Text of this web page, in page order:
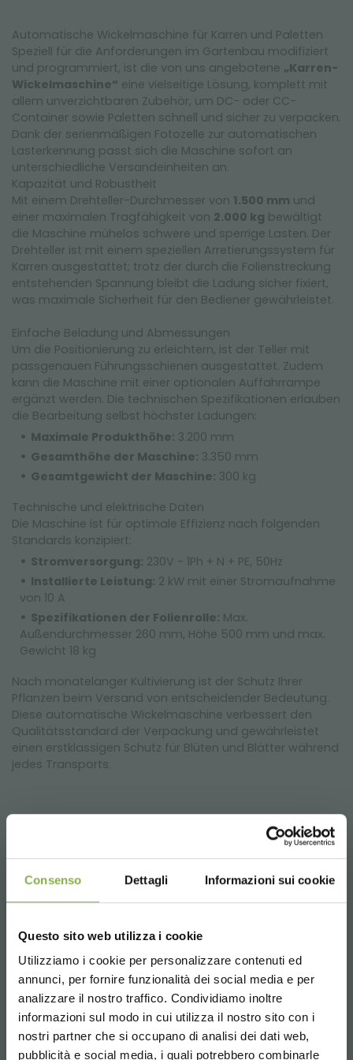
Consenso Dettagli Informazioni sui cookie
Questo sito web utilizza i cookie
Utilizziamo i cookie per personalizzare contenuti ed
annunci, per fornire funzionalità dei social media e per
analizzare il nostro traffico. Condividiamo inoltre
informazioni sul modo in cui utilizza il nostro sito con i
nostri partner che si occupano di analisi dei dati web,
pubblicità e social media, i quali potrebbero combinarle
Automatische Wickelmaschine für Karren und Paletten
Speziell für die Anforderungen im Gartenbau modifiziert
und programmiert, ist die von uns angebotene „Karren-
Wickelmaschine“ eine vielseitige Lösung, komplett mit
allem unverzichtbaren Zubehör, um DC- oder CC-
Container sowie Paletten schnell und sicher zu verpacken.
Dank der serienmäßigen Fotozelle zur automatischen
Lasterkennung passt sich die Maschine sofort an
unterschiedliche Versandeinheiten an.
Kapazität und Robustheit
Mit einem Drehteller-Durchmesser von 1.500 mm und
einer maximalen Tragfähigkeit von 2.000 kg bewältigt
die Maschine mühelos schwere und sperrige Lasten. Der
Drehteller ist mit einem speziellen Arretierungssystem für
Karren ausgestattet; trotz der durch die Folienstreckung
entstehenden Spannung bleibt die Ladung sicher fixiert,
was maximale Sicherheit für den Bediener gewährleistet.
Einfache Beladung und Abmessungen
Um die Positionierung zu erleichtern, ist der Teller mit
passgenauen Führungsschienen ausgestattet. Zudem
kann die Maschine mit einer optionalen Auffahrrampe
ergänzt werden. Die technischen Spezifikationen erlauben
die Bearbeitung selbst höchster Ladungen:
Maximale Produkthöhe: 3.200 mm
Gesamthöhe der Maschine: 3.350 mm
Gesamtgewicht der Maschine: 300 kg
Technische und elektrische Daten
Die Maschine ist für optimale Effizienz nach folgenden
Standards konzipiert:
Stromversorgung: 230V - 1Ph + N + PE, 50Hz
Installierte Leistung: 2 kW mit einer Stromaufnahme
von 10 A
Spezifikationen der Folienrolle: Max.
Außendurchmesser 260 mm, Höhe 500 mm und max.
Gewicht 18 kg
Nach monatelanger Kultivierung ist der Schutz Ihrer
Pflanzen beim Versand von entscheidender Bedeutung.
Diese automatische Wickelmaschine verbessert den
Qualitätsstandard der Verpackung und gewährleistet
einen erstklassigen Schutz für Blüten und Blätter während
jedes Transports.
Video zum Betrieb eines automatischenWickelgeräts
TAUCHE EIN IN UNSERE
WELT!
Ein kleines Geschenk für dich...
DATENBLATT
HERUNTERLADEN